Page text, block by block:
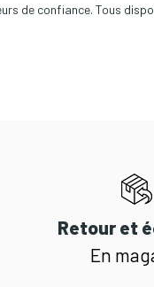
de confiance. Tous
Retour et
En